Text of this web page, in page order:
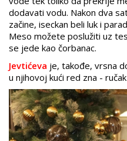
dodavati vodu. Nakon dva
začine, iseckan beli luk i
Meso možete poslužiti uz
se jede kao čorbanac.
Jevtićeva je, takođe, vrsna
u njihovoj kući red zna -